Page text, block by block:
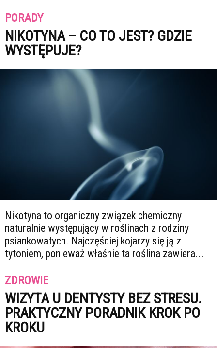
PORADY
NIKOTYNA – CO TO JEST? GDZIE
WYSTĘPUJE?
Nikotyna to organiczny związek chemiczny
naturalnie występujący w roślinach z rodziny
psiankowatych. Najczęściej kojarzy się ją z
tytoniem, ponieważ właśnie ta roślina zawiera...
ZDROWIE
WIZYTA U DENTYSTY BEZ STRESU.
PRAKTYCZNY PORADNIK KROK PO
KROKU